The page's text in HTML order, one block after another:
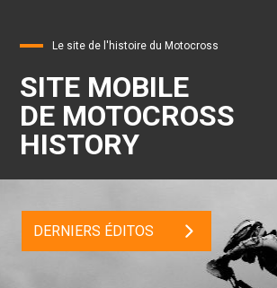
Le site de l'histoire du Motocross
SITE MOBILE
DE MOTOCROSS
HISTORY
DERNIERS ÉDITOS